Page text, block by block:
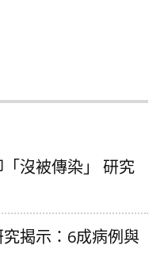
沒被傳染」 研究
揭示：6成病例與